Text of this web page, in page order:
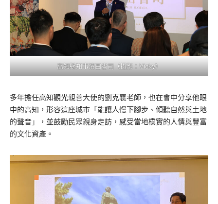
高知縣知事濱田省司（攝影：Vicky）
多年擔任高知觀光親善大使的劉克襄老師，也在會中分享他眼
中的高知，形容這座城市「能讓人慢下腳步、傾聽自然與土地
的聲音」，並鼓勵民眾親身走訪，感受當地樸實的人情與豐富
的文化資產。